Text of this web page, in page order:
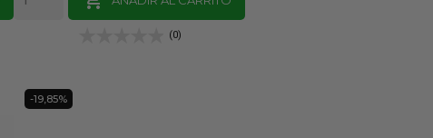
(0)
-19,85%